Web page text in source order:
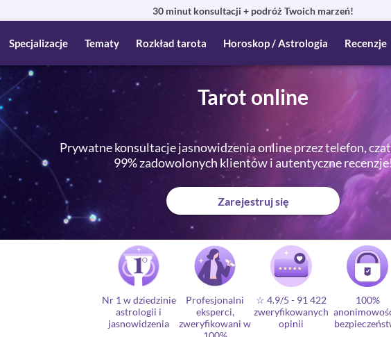
30 minut konsultacji + podróż Twoich marzeń!
Specjalizacje Tematy Rozkład tarota Horoskop / Astrologia Recenzje
Tarot online
Prywatne konsultacje jasnowidzenia online przez telefon,
99% zadowolonych klientów i autentyczne
Zarejestruj się
Nr 1 w dziedzinie
astrologii i
jasnowidzenia
Profesjonalni
eksperci,
zweryfikowani w
☆ 4.9/5 - 91 422
zweryfikowanych
opinii
100%